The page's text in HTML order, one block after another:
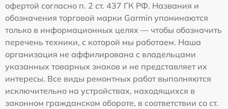
офертой согласно п. 2 ст. 437 ГК РФ. Названия и
обозначения торговой марки Garmin упоминаются
только в информационных целях — чтобы обозначить
перечень техники, с которой мы работаем. Наша
организация не аффилирована с владельцами
указанных товарных знаков и не представляет их
интересы. Все виды ремонтных работ выполняются
исключительно на устройствах, находящихся в
законном гражданском обороте, в соответствии со ст.